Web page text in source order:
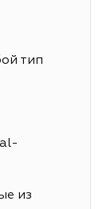
тип
из